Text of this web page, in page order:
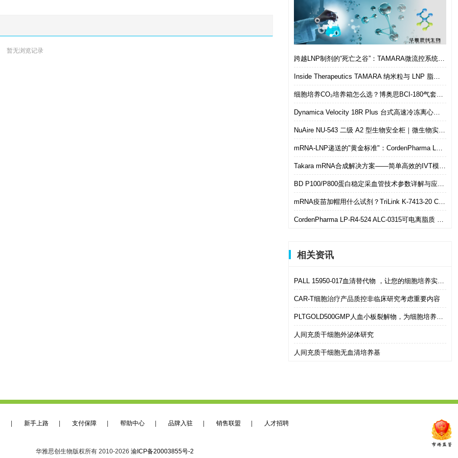
暂无浏览记录
跨越LNP制剂的“死亡之谷”：TAMARA微流控系统如何实现从筛选到体内的无缝衔接
Inside Therapeutics TAMARA 纳米粒与 LNP 脂质纳米粒递送制剂系统 微流控 LNP 制备平台
细胞培养CO₂培养箱怎么选？博奥思BCI-180气套式培养箱 进口替代优选
Dynamica Velocity 18R Plus 台式高速冷冻离心机｜多样本通量生物分离优选设备
NuAire NU-543 二级 A2 型生物安全柜｜微生物实验室安全操作优选设备
mRNA-LNP递送的"黄金标准"：CordenPharma LP-R4-524（ALC-0315）可电离脂质技术解析
Takara mRNA合成解决方案——简单高效的IVT模板制备
BD P100/P800蛋白稳定采血管技术参数详解与应用选型指南
mRNA疫苗加帽用什么试剂？TriLink K-7413-20 CleanCap共转录加帽 华雅思创现货直发
CordenPharma LP-R4-524 ALC-0315可电离脂质 mRNA-LNP递送专用 华雅思创现货供应
相关资讯
PALL 15950-017血清替代物 ，让您的细胞培养实验轻松无忧！
CAR-T细胞治疗产品质控非临床研究考虑重要内容
PLTGOLD500GMP人血小板裂解物，为细胞培养和药物生产提供最佳环境
人间充质干细胞外泌体研究
人间充质干细胞无血清培养基
新手上路 支付保障 帮助中心 品牌入驻 销售联盟 人才招聘
华雅思创生物版权所有 2010-2026 渝ICP备20003855号-2